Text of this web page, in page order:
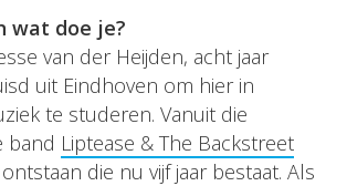
wat doe je?
van der Heijden, acht jaar
uit Eindhoven om hier in
te studeren. Vanuit die
band Liptease & The Backstreet
ontstaan die nu vijf jaar bestaat. Als